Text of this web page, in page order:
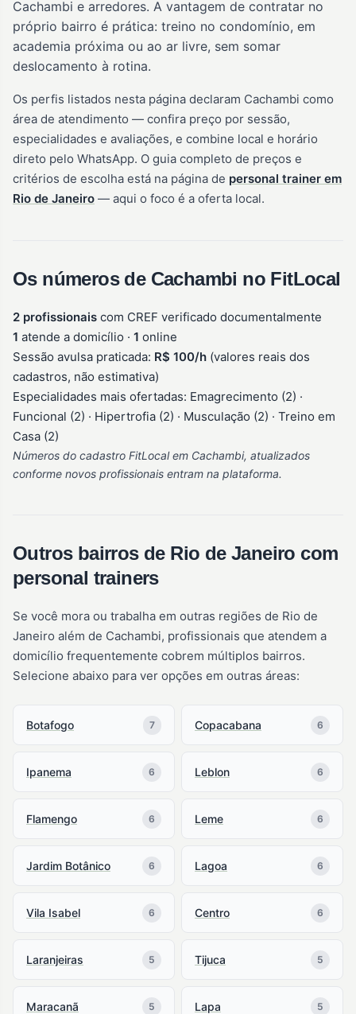
Cachambi e arredores. A vantagem de contratar no
próprio bairro é prática: treino no condomínio, em
academia próxima ou ao ar livre, sem somar
deslocamento à rotina.
Os perfis listados nesta página declaram Cachambi como
área de atendimento — confira preço por sessão,
especialidades e avaliações, e combine local e horário
direto pelo WhatsApp. O guia completo de preços e
critérios de escolha está na página de personal trainer em
Rio de Janeiro — aqui o foco é a oferta local.
Os números de Cachambi no FitLocal
2 profissionais com CREF verificado documentalmente
1 atende a domicílio · 1 online
Sessão avulsa praticada: R$ 100/h (valores reais dos
cadastros, não estimativa)
Especialidades mais ofertadas: Emagrecimento (2) ·
Funcional (2) · Hipertrofia (2) · Musculação (2) · Treino em
Casa (2)
Números do cadastro FitLocal em Cachambi, atualizados
conforme novos profissionais entram na plataforma.
Outros bairros de Rio de Janeiro com
personal trainers
Se você mora ou trabalha em outras regiões de Rio de
Janeiro além de Cachambi, profissionais que atendem a
domicílio frequentemente cobrem múltiplos bairros.
Selecione abaixo para ver opções em outras áreas:
Botafogo 7 Copacabana 6
Ipanema 6 Leblon 6
Flamengo 6 Leme 6
Jardim Botânico 6 Lagoa 6
Vila Isabel 6 Centro 6
Laranjeiras 5 Tijuca 5
Maracanã 5 Lapa 5